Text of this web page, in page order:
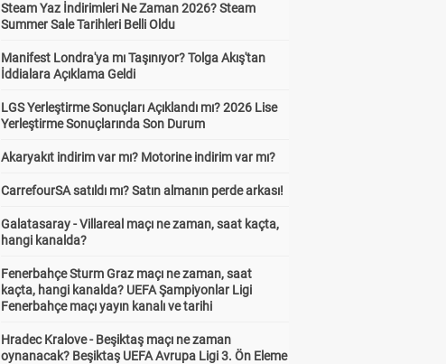
Steam Yaz İndirimleri Ne Zaman 2026? Steam
Summer Sale Tarihleri Belli Oldu
Manifest Londra'ya mı Taşınıyor? Tolga Akış'tan
İddialara Açıklama Geldi
LGS Yerleştirme Sonuçları Açıklandı mı? 2026 Lise
Yerleştirme Sonuçlarında Son Durum
Akaryakıt indirim var mı? Motorine indirim var mı?
CarrefourSA satıldı mı? Satın almanın perde arkası!
Galatasaray - Villareal maçı ne zaman, saat kaçta,
hangi kanalda?
Fenerbahçe Sturm Graz maçı ne zaman, saat
kaçta, hangi kanalda? UEFA Şampiyonlar Ligi
Fenerbahçe maçı yayın kanalı ve tarihi
Hradec Kralove - Beşiktaş maçı ne zaman
oynanacak? Beşiktaş UEFA Avrupa Ligi 3. Ön Eleme